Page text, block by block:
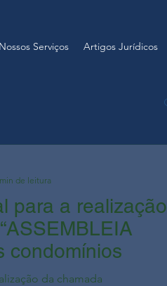
Nossos Serviços Artigos Jurídicos
para a realização
condomínios
da chamada
de leitura